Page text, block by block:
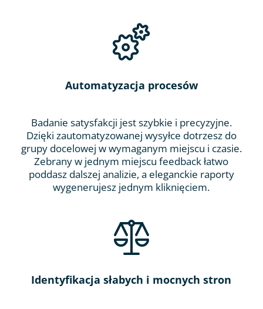
Automatyzacja procesów
Badanie satysfakcji jest szybkie i precyzyjne.
Dzięki zautomatyzowanej wysyłce dotrzesz do
grupy docelowej w wymaganym miejscu i czasie.
Zebrany w jednym miejscu feedback łatwo
poddasz dalszej analizie, a eleganckie raporty
wygenerujesz jednym kliknięciem.
Identyfikacja słabych i mocnych stron